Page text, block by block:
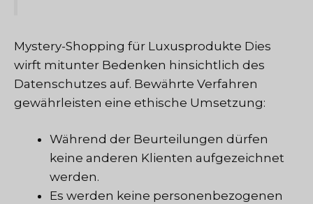
Mystery-Shopping für Luxusprodukte Dies
wirft mitunter Bedenken hinsichtlich des
Datenschutzes auf. Bewährte Verfahren
gewährleisten eine ethische Umsetzung:
Während der Beurteilungen dürfen
keine anderen Klienten aufgezeichnet
werden.
Es werden keine personenbezogenen